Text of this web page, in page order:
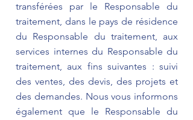
transférées par le Responsable du
traitement, dans le pays de résidence
du Responsable du traitement, aux
services internes du Responsable du
traitement, aux fins suivantes : suivi
des ventes, des devis, des projets et
des demandes. Nous vous informons
également que le Responsable du